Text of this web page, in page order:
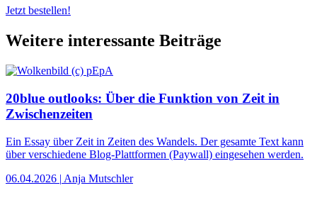
Jetzt bestellen!
Weitere interessante Beiträge
20blue outlooks: Über die Funktion von Zeit in
Zwischenzeiten
Ein Essay über Zeit in Zeiten des Wandels. Der gesamte Text kann
über verschiedene Blog-Plattformen (Paywall) eingesehen werden.
06.04.2026 | Anja Mutschler